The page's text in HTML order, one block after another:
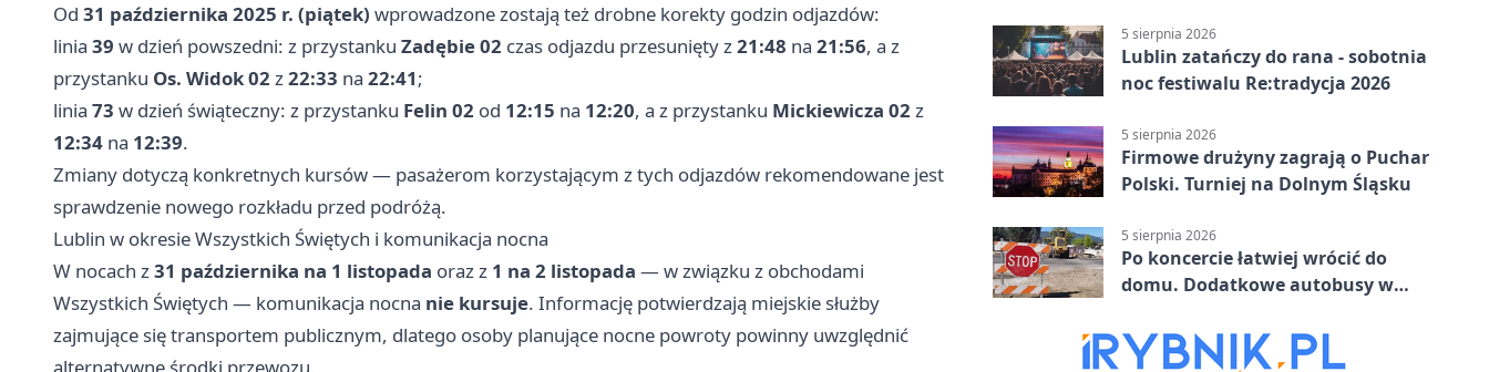
Od 31 października 2025 r. (piątek) wprowadzone zostają też drobne korekty godzin odjazdów:
linia 39 w dzień powszedni: z przystanku Zadębie 02 czas odjazdu przesunięty z21:48 na 21:56, a z
przystanku Os. Widok 02 z22:33 na 22:41;
linia 73 w dzień świąteczny: z przystanku Felin 02 od 12:15 na 12:20, a z przystanku Mickiewicza 02 z
12:34 na 12:39.
Zmiany dotyczą konkretnych kursów — pasażerom korzystającym z tych odjazdów rekomendowane jest
sprawdzenie nowego rozkładu przed podróżą.
Lublin w okresie Wszystkich Świętych i komunikacja nocna
W nocach z31 października na 1 listopada oraz z 1 na 2 listopada — w związku z obchodami
Wszystkich Świętych — komunikacja nocna nie kursuje. Informację potwierdzają miejskie służby
zajmujące się transportem publicznym, dlatego osoby planujące nocne powroty powinny uwzględnić
5 sierpnia 2026
Lublin zatańczy do rana - sobotnia
noc festiwalu Re:tradycja 2026
5 sierpnia 2026
Firmowe drużyny zagrają o Puchar
Polski. Turniej na Dolnym Śląsku
5 sierpnia 2026
Po koncercie łatwiej wrócić do
domu. Dodatkowe autobusy w